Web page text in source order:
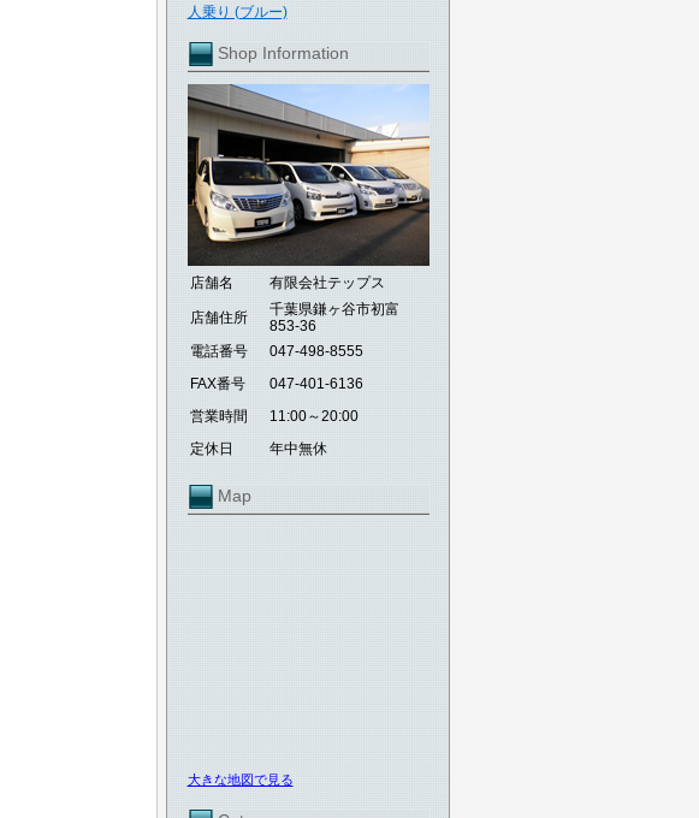
人乗り (ブルー)
Shop Information
店舗名 有限会社テップス
店舗住所
千葉県鎌ヶ谷市初富
853-36
電話番号
047-498-8555
FAX番号
047-401-6136
営業時間
11:00～20:00
定休日
年中無休
Map
大きな地図で見る